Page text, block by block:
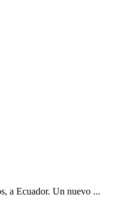
a Ecuador. Un nuevo ...